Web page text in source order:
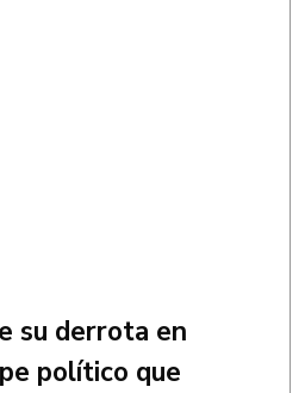
su derrota en
político que